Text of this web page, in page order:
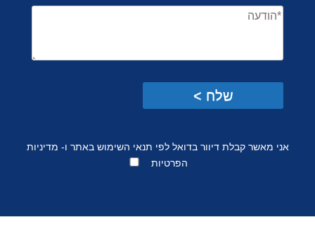
this
leave
empty.
אני מאשר קבלת דיוור בדואל לפי תנאי השימוש באתר ו- מדיניות
הפרטיות